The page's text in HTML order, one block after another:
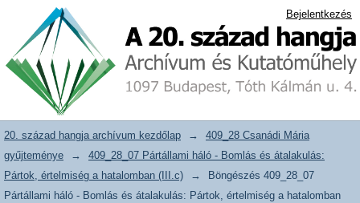
Böngészés 409_28_07 Pártállami háló -
Bomlás és átalakulás: Pártok,
értelmiség a hatalomban (III.c) kutatási
módszerek szerint
20. század hangja archívum adattár Bejelentkezés
20. század hangja archívum kezdőlap →
409_28 Csanádi Mária
gyűjteménye
→
409_28_07 Pártállami háló - Bomlás és átalakulás:
Pártok, értelmiség a hatalomban (III.c)
→
Böngészés 409_28_07
Pártállami háló - Bomlás és átalakulás: Pártok, értelmiség a hatalomban